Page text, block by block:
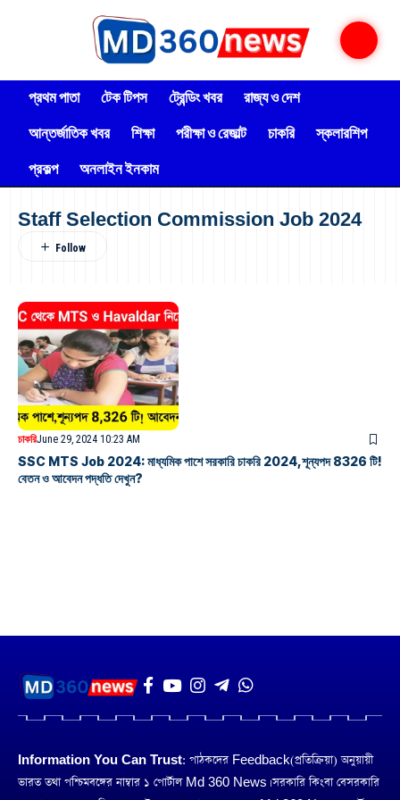
প্রথম পাতা টেক টিপস ট্রেন্ডিং খবর
রাজ্য ও দেশ
আন্তর্জাতিক খবর
শিক্ষা পরীক্ষা ও রেজাল্ট চাকরি
স্কলারশিপ
প্রকল্প
অনলাইন ইনকাম
Staff Selection Commission Job 2024
চাকরিJune 29, 2024 10:23 AM
SSC MTS Job 2024: মাধ্যমিক পাশে সরকারি চাকরি 2024,শূন্যপদ 8326 টি!
বেতন ও আবেদন পদ্ধতি দেখুন?
Information You Can Trust: পাঠকদের Feedback(প্রতিক্রিয়া) অনুয়ায়ী
ভারত তথা পশ্চিমবঙ্গের নাম্বার ১ পোর্টাল Md 360 News। সরকারি কিংবা বেসরকারি